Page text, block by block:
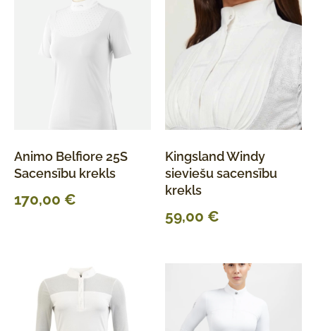
Animo Belfiore 25S
Sacensību krekls
170,00 €
Kingsland Windy
sieviešu sacensību
krekls
59,00 €